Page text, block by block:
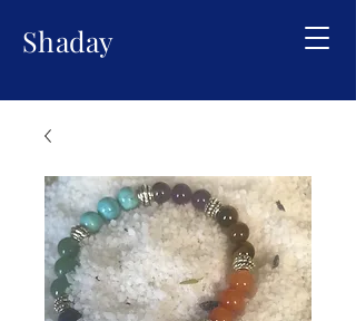
Shaday